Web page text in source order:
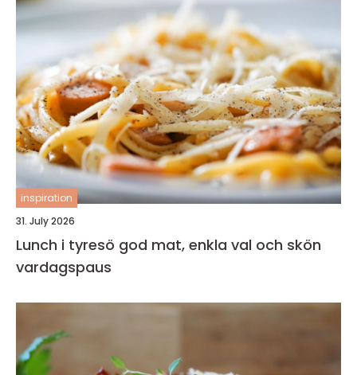
inspiration
31. July 2026
Lunch i tyresö god mat, enkla val och skön
vardagspaus